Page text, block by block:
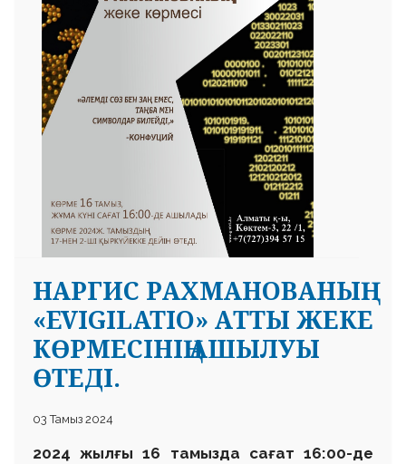
НАРГИС РАХМАНОВАНЫҢ
«EVIGILATIO» АТТЫ ЖЕКЕ
КӨРМЕСІНІҢ АШЫЛУЫ
ӨТЕДІ.
03 Тамыз 2024
2024 жылғы 16 тамызда сағат 16:00-де